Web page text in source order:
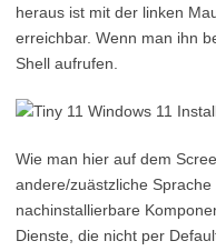
heraus ist mit der linken
erreichbar. Wenn man ihn
Shell aufrufen.
Wie man hier auf dem
andere/zuästzliche
nachinstallierbare
Dienste, die nicht per